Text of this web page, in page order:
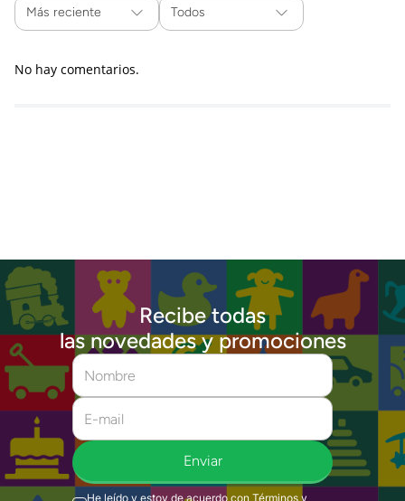
Más reciente Todos
No hay comentarios.
Recibe todas
las novedades y promociones
Enviar
He leído y estoy de acuerdo con Términos y